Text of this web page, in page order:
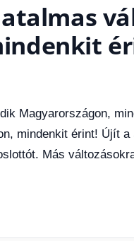
Magyarországon,
mindenkit érint! Újít
Más